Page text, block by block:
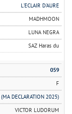
L'ECLAIR D'AURE
MADHMOON
LUNA NEGRA
SAZ Haras du
059
F
(MA DECLARATION 2025)
VICTOR LUDORUM